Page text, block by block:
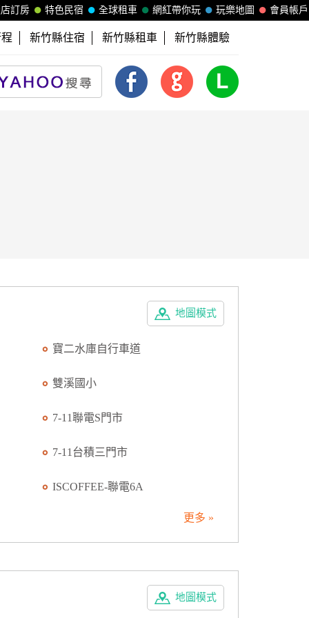
會員帳戶
玩樂地圖
網紅帶你玩
全球租車
特色民宿
訂房
新竹縣住宿 新竹縣租車 新竹縣體驗
地圖模式
寶二水庫自行車道
雙溪國小
7-11聯電S門市
7-11台積三門市
ISCOFFEE-聯電6A
更多 »
地圖模式